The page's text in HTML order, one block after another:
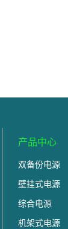
产品中心
双备份电源
壁挂式电源
综合电源
机架式电源